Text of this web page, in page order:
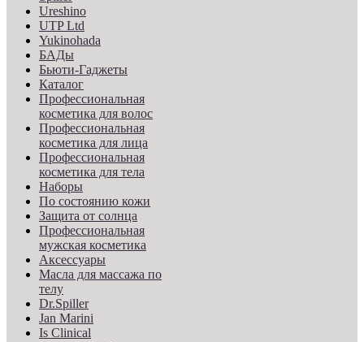
Ureshino
UTP Ltd
Yukinohada
БАДы
Бьюти-Гаджеты
Каталог
Профессиональная
косметика для волос
Профессиональная
косметика для лица
Профессиональная
косметика для тела
Наборы
По состоянию кожи
Защита от солнца
Профессиональная
мужская косметика
Аксессуары
Масла для массажа по
телу
Dr.Spiller
Jan Marini
Is Clinical